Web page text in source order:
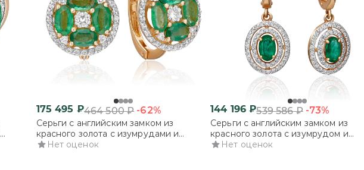
175 495 ₽464 500₽ -62%
Серьги с английским замком из
красного золота с изумрудами и
бриллиантами
Нет оценок
144 196 ₽539 586₽ -73%
Серьги с английским замком из
красного золота с изумрудом и
бриллиантами
Нет оценок